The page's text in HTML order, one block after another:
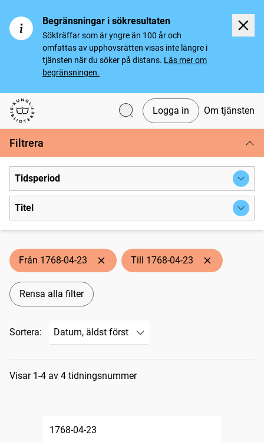
Begränsningar i sökresultaten
Sökträffar som är yngre än 100 år och
omfattas av upphovsrätten visas inte längre i
tjänsten när du söker på distans. Läs mer om
begränsningen.
Svenska tidningar
Logga in Om tjänsten
Filtrera
Tidsperiod
Titel
Från 1768-04-23 Till 1768-04-23
Rensa alla filter
Sortera:
Sökresultat
Visar 1-4 av 4 tidningsnummer
1768-04-23